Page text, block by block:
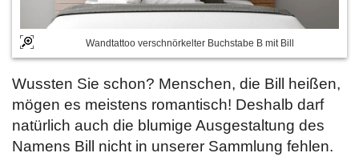
Wandtattoo verschnörkelter Buchstabe B mit Bill
Wussten Sie schon? Menschen, die Bill heißen,
mögen es meistens romantisch! Deshalb darf
natürlich auch die blumige Ausgestaltung des
Namens Bill nicht in unserer Sammlung fehlen.